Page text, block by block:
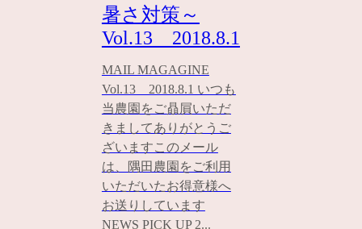
暑さ対策～
Vol.13 2018.8.1
MAIL MAGAGINE
Vol.13 2018.8.1 いつも
当農園をご贔屓いただ
きましてありがとうご
ざいますこのメール
は、隅田農園をご利用
いただいたお得意様へ
お送りしています
NEWS PICK UP 2...